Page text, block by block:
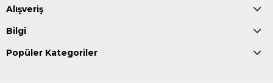
Alışveriş
Bilgi
Popüler Kategoriler